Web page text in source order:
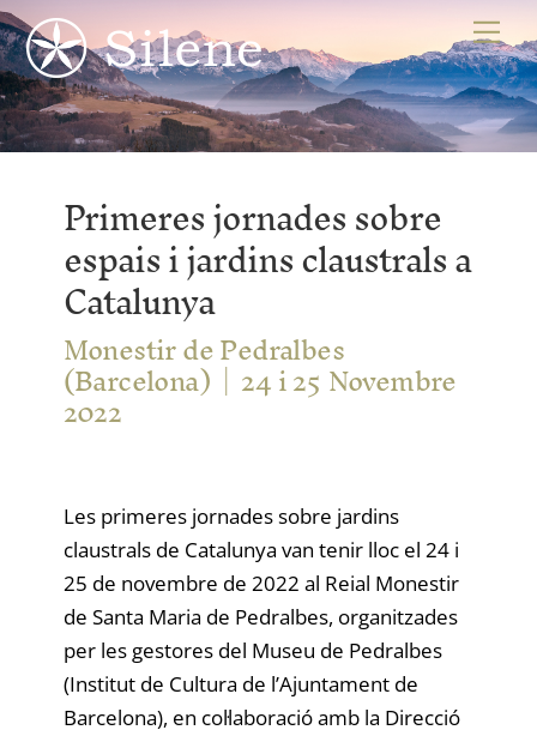
Skip
to
content
Primeres jornades sobre
espais i jardins claustrals a
Catalunya
Monestir de Pedralbes
(Barcelona) 24 i 25 Novembre
2022
Les primeres jornades sobre jardins
claustrals de Catalunya van tenir lloc el 24 i
25 de novembre de 2022 al Reial Monestir
de Santa Maria de Pedralbes, organitzades
per les gestores del Museu de Pedralbes
(Institut de Cultura de l’Ajuntament de
Barcelona), en col·laboració amb la Direcció